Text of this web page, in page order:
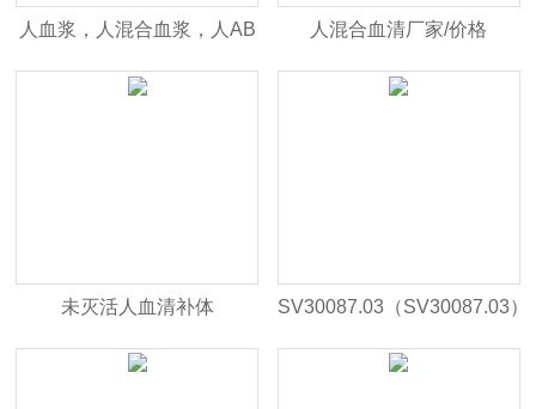
人血浆，人混合血浆，人AB
血浆
人混合血清厂家/价格
未灭活人血清补体 SV30087.03（SV30087.03）
Hyclone胎牛血清